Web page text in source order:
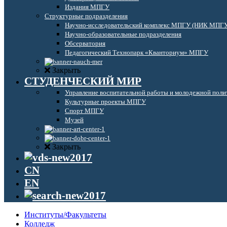
Издания МПГУ
Структурные подразделения
Научно-исследовательский комплекс МПГУ (НИК
Научно-образовательные подразделения
Обсерватория
Педагогический Технопарк «Кванториум» МПГУ
Закрыть
СТУДЕНЧЕСКИЙ МИР
Управление воспитательной работы и молодежной
Культурные проекты МПГУ
Спорт МПГУ
Музей
Закрыть
CN
EN
Институты/Факультеты
Колледж